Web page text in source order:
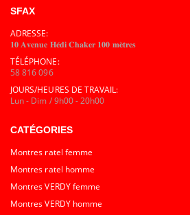
SFAX
ADRESSE:
𝟏𝟎 𝐀𝐯𝐞𝐧𝐮𝐞 𝐇𝐞́𝐝𝐢 𝐂𝐡𝐚𝐤𝐞𝐫 𝟏𝟎𝟎 𝐦𝐞̀𝐭𝐫𝐞𝐬
TÉLÉPHONE:
58 816 096
JOURS/HEURES DE TRAVAIL:
Lun - Dim / 9h00 - 20h00
CATÉGORIES
Montres ratel femme
Montres ratel homme
Montres VERDY femme
Montres VERDY homme